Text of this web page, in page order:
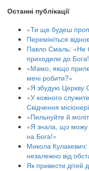
Останні публікації
«Ти ще будеш
Перемініться
Павло Смаль: «Не
приходили до
«Мамо, якщо
мені робити?»
«Я збудую Церкву
«У кожного
Свідчення
«Пильнуйте й
«Я знала, що можу
на Бога!»
Микола Кулакевич:
незалежно від
Як привести дітей